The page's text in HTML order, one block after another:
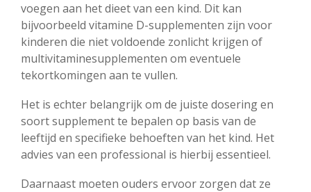
voegen aan het dieet van een kind. Dit kan
bijvoorbeeld vitamine D-supplementen zijn voor
kinderen die niet voldoende zonlicht krijgen of
multivitaminesupplementen om eventuele
tekortkomingen aan te vullen.
Het is echter belangrijk om de juiste dosering en
soort supplement te bepalen op basis van de
leeftijd en specifieke behoeften van het kind. Het
advies van een professional is hierbij essentieel.
Daarnaast moeten ouders ervoor zorgen dat ze